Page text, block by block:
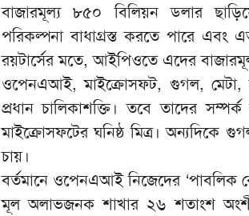
বাজারমূল্য ৮৫০ বিলিয়ন ডলার
পরিকল্পনা বাধাগ্রস্ত করতে পারে এবং
রয়টার্সের মতে, আইপিওতে এদের
ওপেনএআই, মাইক্রোসফট, গুগল, মেটা,
প্রধান চালিকাশক্তি। তবে তাদের
মাইক্রোসফটের ঘনিষ্ঠ মিত্র। অন্যদিকে
চায়।
বর্তমানে ওপেনএআই নিজেদের ‘পাবলিক
মূল অলাভজনক শাখার ২৬ শতাংশ